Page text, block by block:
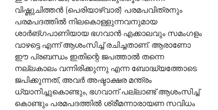
വിഷ്ണുചിത്തന്‍ (പെരിയാഴ്വാര്) പരമപവിത്രനും
പരമപദത്തില്‍ നിലകൊള്ളുന്നവനുമായ
ശാര്‍ങ്ഗപാണിയായ ഭഗവാന്‍ ‍എക്കാലവും സമംഗളം
വാഴട്ടെ എന്ന് ആശംസിച്ച് രചിച്ചതാണ്. ആരാണോ
ഈ പ്രബന്ധം ഇതിന്റെ ജപത്താല്‍‍ തന്നെ
നല്ലകാലം വന്നിരിക്കുന്നു എന്ന ബോദ്ധ്യത്തോടെ
ജപിക്കുന്നത്, അവര്‍ അഷ്ടാക്ഷര മന്ത്രം
ധ്യാനിച്ചുകൊണ്ടും, ഭഗവാന് പല്ലാണ്ട് ആശംസിച്ച്
കൊണ്ടും പരമപദത്തില്‍ ശ്രീമന്നാരായണ സവിധം